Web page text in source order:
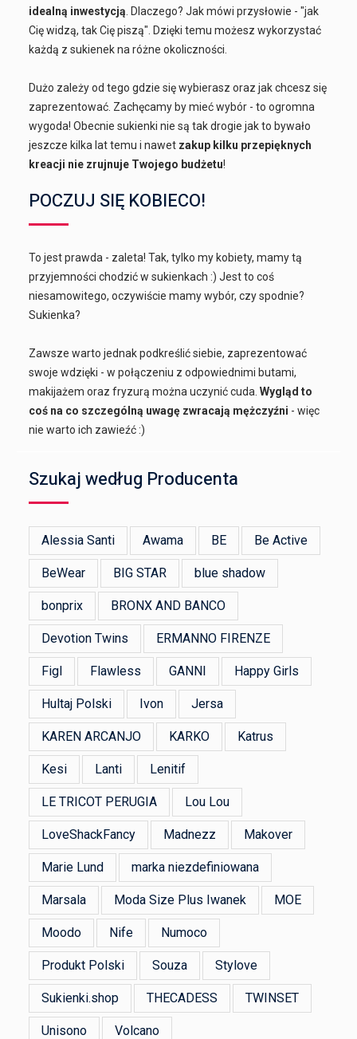
idealną inwestycją . Dlaczego? Jak mówi przysłowie - "jak
Cię widzą, tak Cię piszą". Dzięki temu możesz wykorzystać
każdą z sukienek na różne okoliczności.
Dużo zależy od tego gdzie się wybierasz oraz jak chcesz się
zaprezentować. Zachęcamy by mieć wybór - to ogromna
wygoda! Obecnie sukienki nie są tak drogie jak to bywało
jeszcze kilka lat temu i nawet zakup kilku przepięknych
kreacji nie zrujnuje Twojego budżetu!
POCZUJ SIĘ KOBIECO!
To jest prawda - zaleta! Tak, tylko my kobiety, mamy tą
przyjemności chodzić w sukienkach :) Jest to coś
niesamowitego, oczywiście mamy wybór, czy spodnie?
Sukienka?
Zawsze warto jednak podkreślić siebie, zaprezentować
swoje wdzięki - w połączeniu z odpowiednimi butami,
makijażem oraz fryzurą można uczynić cuda.Wygląd to
coś na co szczególną uwagę zwracają mężczyźni - więc
nie warto ich zawieźć :)
Szukaj według Producenta
Alessia Santi Awama BE Be Active
BeWear BIG STAR blue shadow
bonprix BRONX AND BANCO
Devotion Twins ERMANNO FIRENZE
Figl Flawless GANNI Happy Girls
Hultaj Polski Ivon Jersa
KAREN ARCANJO KARKO Katrus
Kesi Lanti Lenitif
LE TRICOT PERUGIA Lou Lou
LoveShackFancy Madnezz Makover
Marie Lund marka niezdefiniowana
Marsala Moda Size Plus Iwanek MOE
Moodo Nife Numoco
Produkt Polski Souza Stylove
Sukienki.shop THECADESS TWINSET
Unisono Volcano